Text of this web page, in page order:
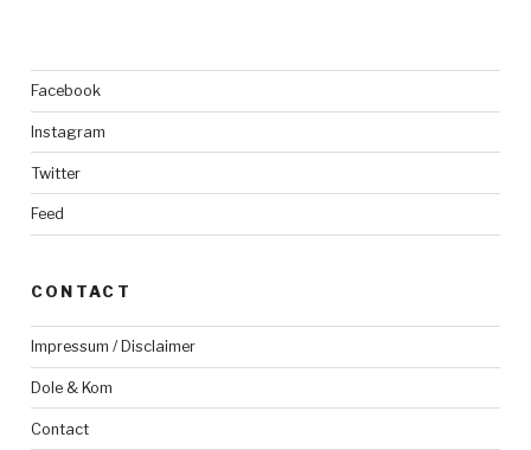
Facebook
Instagram
Twitter
Feed
CONTACT
Impressum / Disclaimer
Dole & Kom
Contact